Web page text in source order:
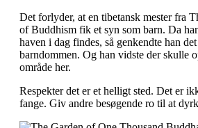
Det forlyder, at en tibetansk mester fra
of Buddhism fik et syn som barn. Da
haven i dag findes, så genkendte han
barndommen. Og han vidste der skulle
område her.
Respekter det er et helligt sted. Det er
fange. Giv andre besøgende ro til at